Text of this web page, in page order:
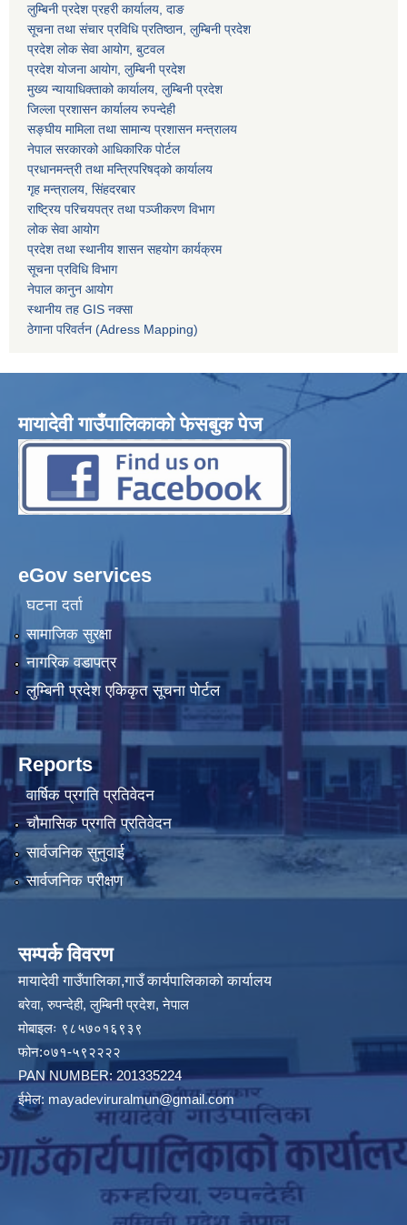
लुम्बिनी प्रदेश प्रहरी कार्यालय, दाङ
सूचना तथा संचार प्रविधि प्रतिष्ठान, लुम्बिनी प्रदेश
प्रदेश लोक सेवा आयोग, बुटवल
प्रदेश योजना आयोग, लुम्बिनी प्रदेश
मुख्य न्यायाधिक्ताको कार्यालय, लुम्बिनी प्रदेश
जिल्ला प्रशासन कार्यालय रुपन्देही
सङ्घीय मामिला तथा सामान्य प्रशासन मन्त्रालय
नेपाल सरकारको आधिकारिक पोर्टल
प्रधानमन्त्री तथा मन्त्रिपरिषद्को कार्यालय
गृह मन्त्रालय, सिंहदरबार
राष्ट्रिय परिचयपत्र तथा पञ्जीकरण विभाग
लोक सेवा आयोग
प्रदेश तथा स्थानीय शासन सहयोग कार्यक्रम
सूचना प्रविधि विभाग
नेपाल कानुन आयोग
स्थानीय तह GIS नक्सा
ठेगाना परिवर्तन (Adress Mapping)
मायादेवी गाउँपालिकाको फेसबुक पेज
eGov services
घटना दर्ता
सामाजिक सुरक्षा
नागरिक वडापत्र
लुम्बिनी प्रदेश एकिकृत सूचना पोर्टल
Reports
वार्षिक प्रगति प्रतिवेदन
चौमासिक प्रगति प्रतिवेदन
सार्वजनिक सुनुवाई
सार्वजनिक परीक्षण
सम्पर्क विवरण
मायादेवी गाउँपालिका,गाउँ कार्यपालिकाको कार्यालय
बरेवा, रुपन्देही, लुम्बिनी प्रदेश, नेपाल
मोबाइलः ९८५७०१६९३९
फोन:०७१-५९२२२२
PAN NUMBER: 201335224
ईमेल: mayadeviruralmun@gmail.com